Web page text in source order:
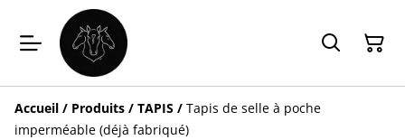
Accueil / Produits / TAPIS / Tapis de selle à poche
imperméable (déjà fabriqué)